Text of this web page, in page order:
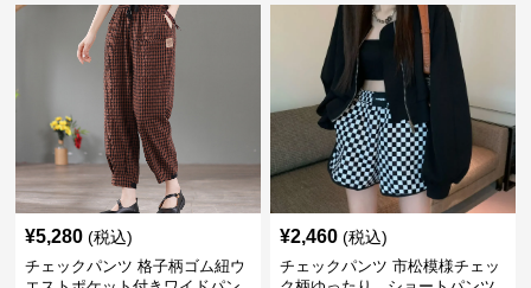
¥5,280 (税込)
チェックパンツ 格子柄ゴム紐ウ
¥2,460 (税込)
チェックパンツ 市松模様チェッ